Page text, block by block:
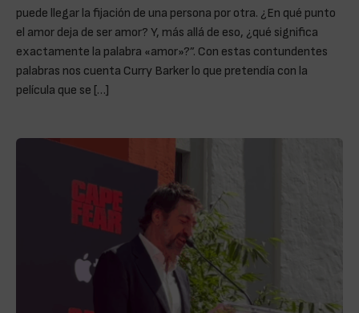
puede llegar la fijación de una persona por otra. ¿En qué punto
el amor deja de ser amor? Y, más allá de eso, ¿qué significa
exactamente la palabra «amor»?”. Con estas contundentes
palabras nos cuenta Curry Barker lo que pretendía con la
película que se […]